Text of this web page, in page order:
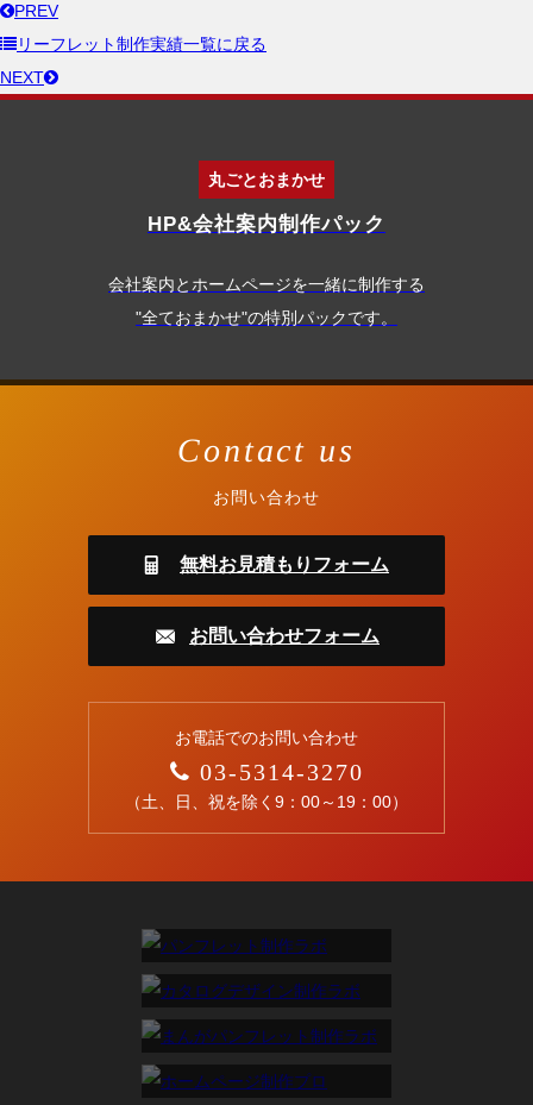
PREV
リーフレット制作実績一覧に戻る
NEXT
丸ごとおまかせ
HP&会社案内制作パック
会社案内とホームページを一緒に制作する
"全ておまかせ"の特別パックです。
Contact us
お問い合わせ
無料お見積もりフォーム
お問い合わせフォーム
お電話でのお問い合わせ
03-5314-3270
（土、日、祝を除く9：00～19：00）
パンフレット制作ラボ
カタログデザイン制作ラボ
まんがパンフレット制作ラボ